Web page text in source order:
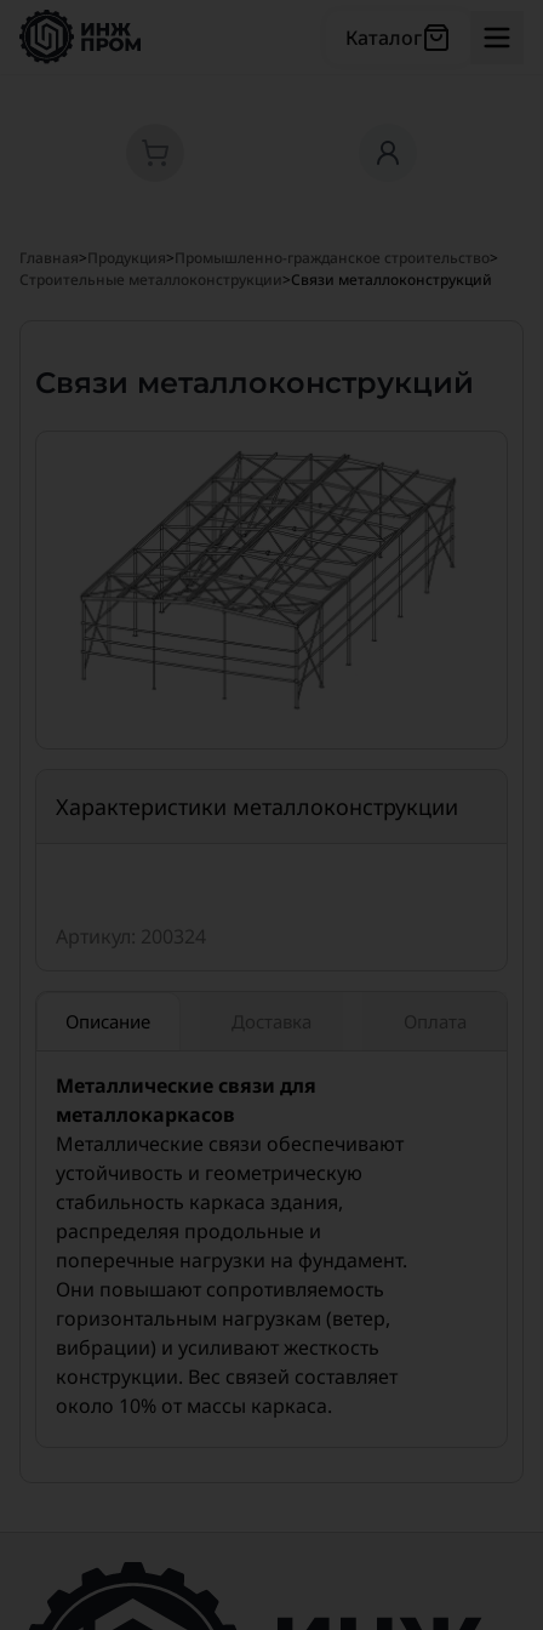
Каталог
Главная>Продукция>Промышленно-гражданское строительство>
Строительные металлоконструкции>Связи металлоконструкций
Связи металлоконструкций
Характеристики металлоконструкции
Артикул: 200324
Описание
Металлические связи для
металлокаркасов
Металлические связи обеспечивают
устойчивость и геометрическую
стабильность каркаса здания,
распределяя продольные и
поперечные нагрузки на фундамент.
Они повышают сопротивляемость
горизонтальным нагрузкам (ветер,
вибрации) и усиливают жесткость
конструкции. Вес связей составляет
около 10% от массы каркаса.
каркаса. Изготавливаются в виде
дисков (для фиксации колонн к